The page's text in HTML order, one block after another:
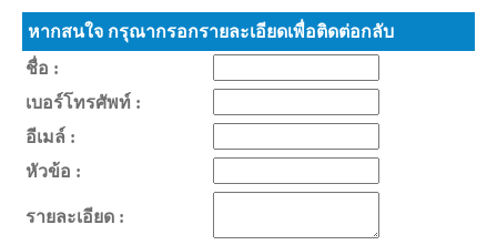
หากสนใจ กรุณากรอกรายละเอียดเพื่อติดต่อกลับ
ชื่อ :
เบอร์โทรศัพท์ :
อีเมล์ :
หัวข้อ :
รายละเอียด :